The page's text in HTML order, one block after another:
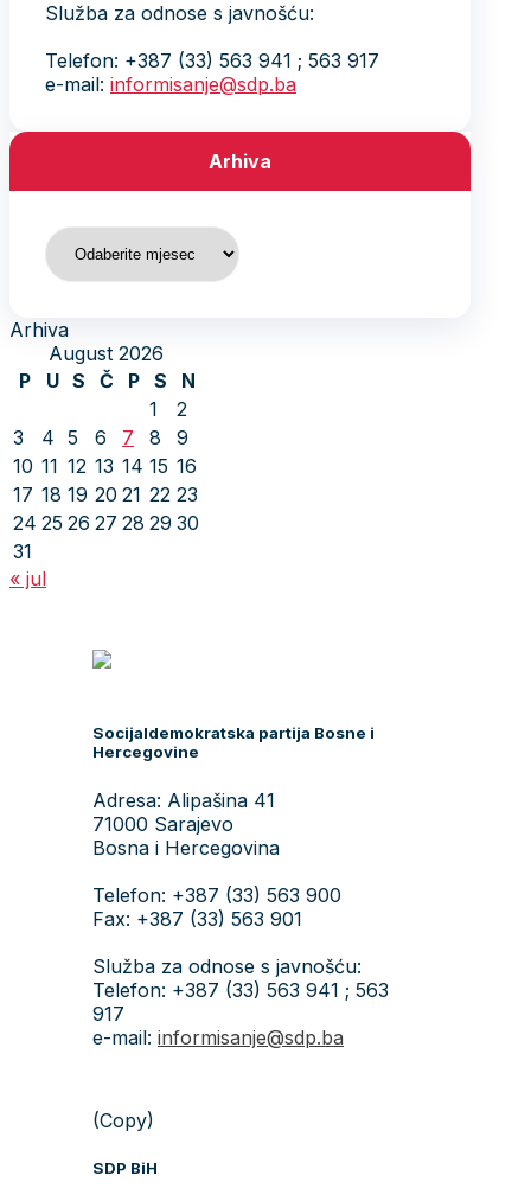
Služba za odnose s javnošću:
Telefon: +387 (33) 563 941 ; 563 917
e-mail: informisanje@sdp.ba
Arhiva
Arhiva
Arhiva
August 2026
P
U S Č P S
N
1
2
3
4 5 6 7 8
9
10 11 12 13 14 15 16
17 18 19 20 21 22 23
24 25 26 27 28 29 30
31
« jul
Socijaldemokratska partija Bosne i
Hercegovine
Adresa: Alipašina 41
71000 Sarajevo
Bosna i Hercegovina
Telefon: +387 (33) 563 900
Fax: +387 (33) 563 901
Služba za odnose s javnošću:
Telefon: +387 (33) 563 941 ; 563
917
e-mail: informisanje@sdp.ba
(Copy)
SDP BiH